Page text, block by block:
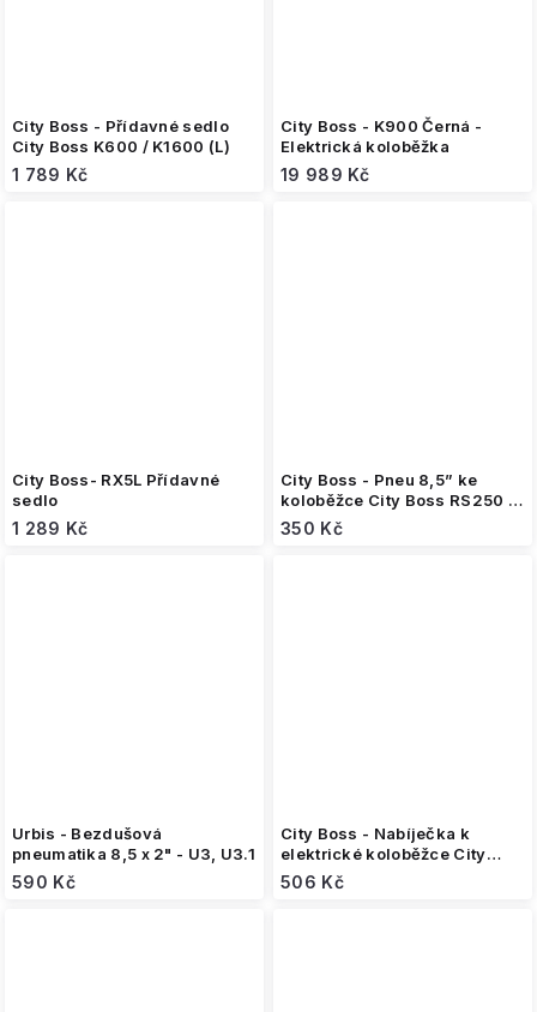
City Boss - Přídavné sedlo
City Boss K600 / K1600 (L)
1 789 Kč
City Boss - K900 Černá -
Elektrická koloběžka
19 989 Kč
City Boss- RX5L Přídavné
sedlo
1 289 Kč
City Boss - Pneu 8,5” ke
koloběžce City Boss RS250 /
RS350
350 Kč
Urbis - Bezdušová
pneumatika 8,5 x 2" - U3, U3.1
590 Kč
City Boss - Nabíječka k
elektrické koloběžce City
Boss GX2 (24V)
506 Kč